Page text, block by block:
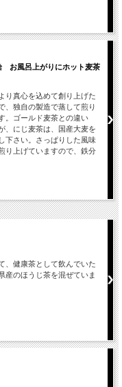
お風呂上がりにホット麦茶
り真心を込めて創り上げた
、独自の製造で蒸して煎り
。ゴールド麦茶との違い
、にじ麦茶は、国産大麦を
下さい。さっぱりした風味
り上げていますので、鉄分
、健康茶として飲んでいた
産のほうじ茶を混ぜていま